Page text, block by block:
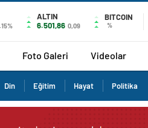
ALTIN
6.501,86 0,09
BITCOIN
%
Foto Galeri Videolar
Din Eğitim Hayat Politika